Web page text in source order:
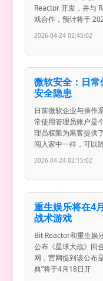
Reactor 开发，并与
戏合作，预计将于
2026-04-24 02:45:02
微软安全：日
安全隐患
日前微软企业与操作
常使用管理员账户是
理员权限为黑客提供
闯入家中一样，可以
2026-04-24 02:15:02
重生娱乐将在4
战术游戏
Bit Reactor和重生娱
公布《星球大战》回
网，官网提到该公布
典”将于4月18日开